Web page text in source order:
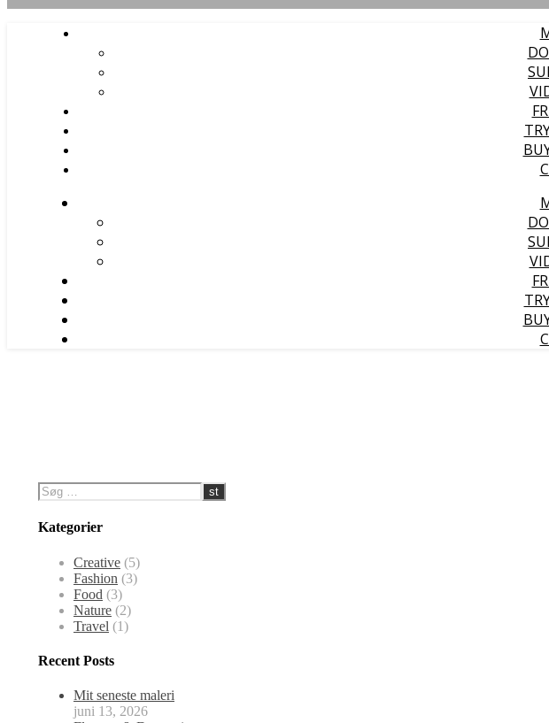
Kategorier
Creative (5)
Fashion (3)
Food (3)
Nature (2)
Travel (1)
Recent Posts
Mit seneste maleri
juni 13, 2026